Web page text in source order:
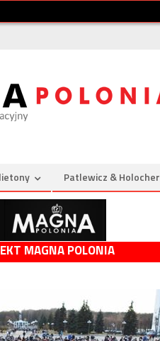
Patlewicz & Holocher
MAGNA POLONIA